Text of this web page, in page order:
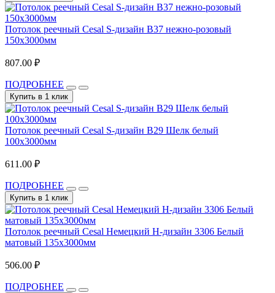
Потолок реечный Cesal S-дизайн В37 нежно-розовый
150х3000мм
807.00 ₽
ПОДРОБНЕЕ
Купить в 1 клик
Потолок реечный Cesal S-дизайн B29 Шелк белый
100х3000мм
611.00 ₽
ПОДРОБНЕЕ
Купить в 1 клик
Потолок реечный Cesal Немецкий H-дизайн 3306 Белый
матовый 135х3000мм
506.00 ₽
ПОДРОБНЕЕ